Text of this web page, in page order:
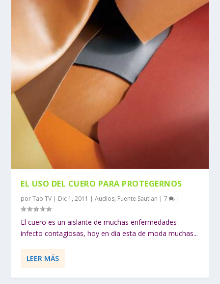
EL USO DEL CUERO PARA PROTEGERNOS
porTao TV | Dic 1, 2011 |Audios, Fuente Sautlan |7 |
El cuero es un aislante de muchas enfermedades
infecto contagiosas, hoy en día esta de moda muchas...
LEER MÁS